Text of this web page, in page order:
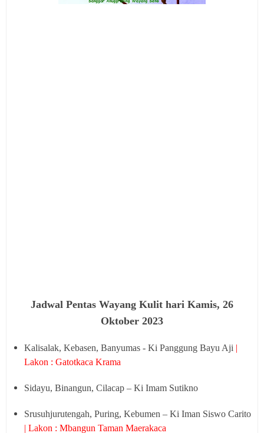
Jadwal Pentas Wayang Kulit hari Kamis, 26
Oktober 2023
Kalisalak, Kebasen, Banyumas - Ki Panggung Bayu Aji |
Lakon : Gatotkaca Krama
Sidayu, Binangun, Cilacap – Ki Imam Sutikno
Srusuhjurutengah, Puring, Kebumen – Ki Iman Siswo Carito
| Lakon : Mbangun Taman Maerakaca